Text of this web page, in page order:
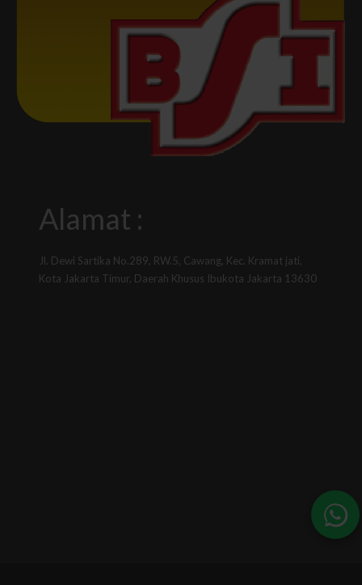
Alamat :
Jl. Dewi Sartika No.289, RW.5, Cawang, Kec. Kramat jati,
Kota Jakarta Timur, Daerah Khusus Ibukota Jakarta 13630